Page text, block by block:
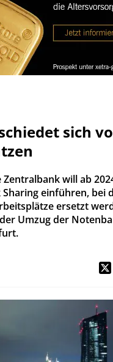
sich
Zentralbank will ab
Sharing einführen, bei
ersetzt
Umzug der